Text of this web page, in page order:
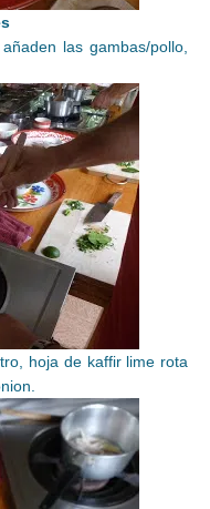
las gambas/pollo,
hoja de kaffir lime rota